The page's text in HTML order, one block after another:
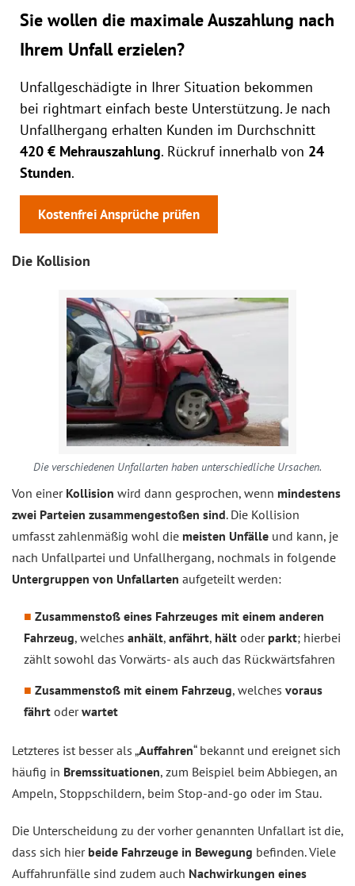
Sie wollen die maximale Auszahlung nach
Ihrem Unfall erzielen?
Unfallgeschädigte in Ihrer Situation bekommen
bei rightmart einfach beste Unterstützung. Je nach
Unfallhergang erhalten Kunden im Durchschnitt
420 € Mehrauszahlung. Rückruf innerhalb von 24
Stunden.
Kostenfrei Ansprüche prüfen
Die Kollision
Die verschiedenen Unfallarten haben unterschiedliche Ursachen.
Von einer Kollision wird dann gesprochen, wenn mindestens
zwei Parteien zusammengestoßen sind. Die Kollision
umfasst zahlenmäßig wohl die meisten Unfälle und kann, je
nach Unfallpartei und Unfallhergang, nochmals in folgende
Untergruppen von Unfallarten aufgeteilt werden:
Zusammenstoß eines Fahrzeuges mit einem anderen
Fahrzeug, welches anhält, anfährt, hält oder parkt; hierbei
zählt sowohl das Vorwärts- als auch das Rückwärtsfahren
Zusammenstoß mit einem Fahrzeug, welches voraus
fährt oderwartet
Letzteres ist besser als „Auffahren“ bekannt und ereignet sich
häufig in Bremssituationen, zum Beispiel beim Abbiegen, an
Ampeln, Stoppschildern, beim Stop-and-go oder im Stau.
Die Unterscheidung zu der vorher genannten Unfallart ist die,
dass sich hier beide Fahrzeuge in Bewegung befinden. Viele
Auffahrunfälle sind zudem auch Nachwirkungen eines